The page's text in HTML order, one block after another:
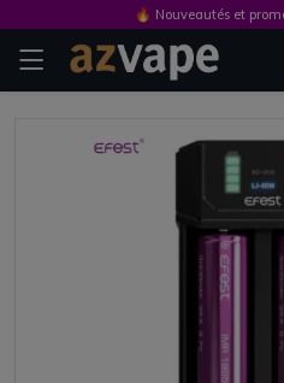
🔥 Nouveautés et